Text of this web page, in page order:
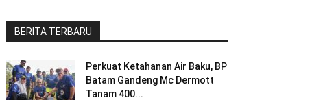
BERITA TERBARU
Perkuat Ketahanan Air Baku, BP
Batam Gandeng Mc Dermott
Tanam 400...